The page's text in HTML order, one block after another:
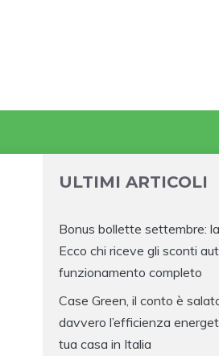
ULTIMI ARTICOLI
Bonus bollette settembre:
Ecco chi riceve gli sconti
funzionamento completo
Case Green, il conto è
davvero l’efficienza
tua casa in Italia